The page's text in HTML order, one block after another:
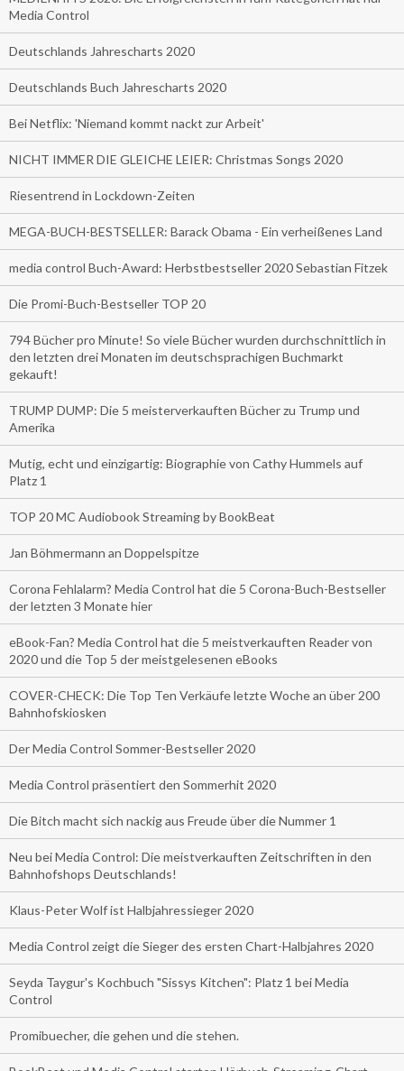
Media Control
Deutschlands Jahrescharts 2020
Deutschlands Buch Jahrescharts 2020
Bei Netflix: 'Niemand kommt nackt zur Arbeit'
NICHT IMMER DIE GLEICHE LEIER: Christmas Songs 2020
Riesentrend in Lockdown-Zeiten
MEGA-BUCH-BESTSELLER: Barack Obama - Ein verheißenes Land
media control Buch-Award: Herbstbestseller 2020 Sebastian Fitzek
Die Promi-Buch-Bestseller TOP 20
794 Bücher pro Minute! So viele Bücher wurden durchschnittlich in
den letzten drei Monaten im deutschsprachigen Buchmarkt
gekauft!
TRUMP DUMP: Die 5 meisterverkauften Bücher zu Trump und
Amerika
Mutig, echt und einzigartig: Biographie von Cathy Hummels auf
Platz 1
TOP 20 MC Audiobook Streaming by BookBeat
Jan Böhmermann an Doppelspitze
Corona Fehlalarm? Media Control hat die 5 Corona-Buch-Bestseller
der letzten 3 Monate hier
eBook-Fan? Media Control hat die 5 meistverkauften Reader von
2020 und die Top 5 der meistgelesenen eBooks
COVER-CHECK: Die Top Ten Verkäufe letzte Woche an über 200
Bahnhofskiosken
Der Media Control Sommer-Bestseller 2020
Media Control präsentiert den Sommerhit 2020
Die Bitch macht sich nackig aus Freude über die Nummer 1
Neu bei Media Control: Die meistverkauften Zeitschriften in den
Bahnhofshops Deutschlands!
Klaus-Peter Wolf ist Halbjahressieger 2020
Media Control zeigt die Sieger des ersten Chart-Halbjahres 2020
Seyda Taygur's Kochbuch "Sissys Kitchen": Platz 1 bei Media
Control
Promibuecher, die gehen und die stehen.